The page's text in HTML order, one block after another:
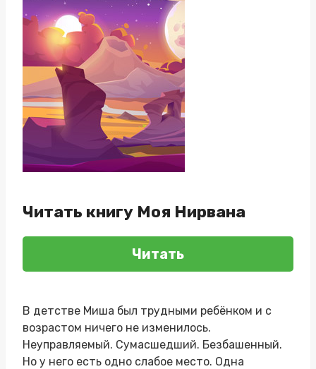
Читать книгу Моя Нирвана
Читать
В детстве Миша был трудными ребёнком и с
возрастом ничего не изменилось.
Неуправляемый. Сумасшедший. Безбашенный.
Но у него есть одно слабое место. Одна